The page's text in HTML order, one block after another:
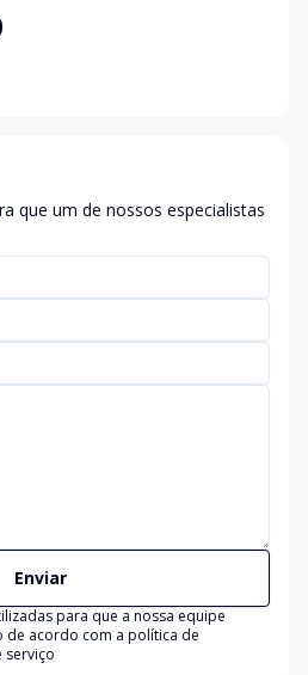
que um de nossos especialistas
Enviar
para que a nossa equipe
de acordo com a política de
serviço